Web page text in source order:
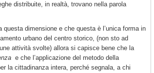
distribuite, in realtà, trovano nella parola
dimensione e che questa è l’unica forma in
urbano del centro storico, (non sto ad
attività svolte) allora si capisce bene che la
e che l’applicazione del metodo della
la cittadinanza intera, perché segnala, a chi